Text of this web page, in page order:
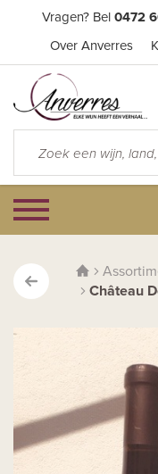
Vragen? Bel 0472
Over Anverres
Château